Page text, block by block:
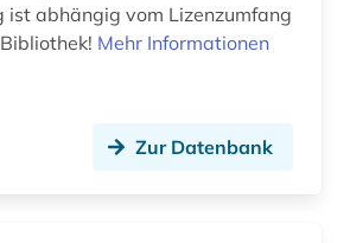
freie wohlfahrtspflege (1)
ist abhängig vom Lizenzumfang
Mehr Informationen
Zur Datenbank